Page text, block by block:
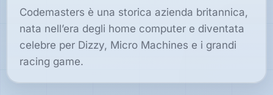
Speciali
Guide
Classici
Codemasters è una storica azienda britannica,
nata nell’era degli home computer e diventata
celebre per Dizzy, Micro Machines e i grandi
racing game.